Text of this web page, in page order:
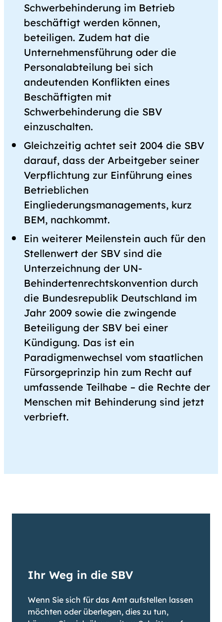
Schwerbehinderung im Betrieb
beschäftigt werden können,
beteiligen. Zudem hat die
Unternehmensführung oder die
Personalabteilung bei sich
andeutenden Konflikten eines
Beschäftigten mit
Schwerbehinderung die SBV
einzuschalten.
Gleichzeitig achtet seit 2004 die SBV
darauf, dass der Arbeitgeber seiner
Verpflichtung zur Einführung eines
Betrieblichen
Eingliederungsmanagements, kurz
BEM, nachkommt.
Ein weiterer Meilenstein auch für den
Stellenwert der SBV sind die
Unterzeichnung der UN-
Behindertenrechtskonvention durch
die Bundesrepublik Deutschland im
Jahr 2009 sowie die zwingende
Beteiligung der SBV bei einer
Kündigung. Das ist ein
Paradigmenwechsel vom staatlichen
Fürsorgeprinzip hin zum Recht auf
umfassende Teilhabe – die Rechte der
Menschen mit Behinderung sind jetzt
verbrieft.
Ihr Weg in die SBV
Wenn Sie sich für das Amt aufstellen lassen
möchten oder überlegen, dies zu tun,